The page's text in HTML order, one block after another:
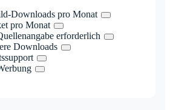
Downloads pro Monat
pro Monat
erforderlich
Downloads